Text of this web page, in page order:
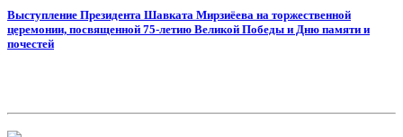
Выступление Президента Шавката Мирзиёева на торжественной
церемонии, посвященной 75-летию Великой Победы и Дню памяти и
почестей